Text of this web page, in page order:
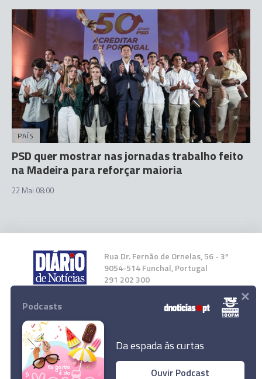
PAÍS
PSD quer mostrar nas jornadas trabalho feito
na Madeira para reforçar maioria
22 Mai 08:00
Rua Dr. Fernão de Ornelas, 56 - 3º
9054-514 Funchal, Portugal
291 202 300
Instale a nossa App
Podcasts
Da espada às curtas
Ouvir Podcast
×